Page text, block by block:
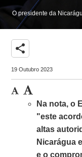
O presidente da
share
19 Outubro 2023
Na nota, o
"este
altas
Nicarágua
e o